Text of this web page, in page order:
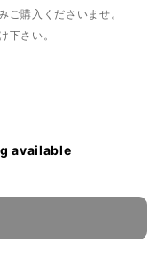
ご購入くださいませ。
下さい。
available